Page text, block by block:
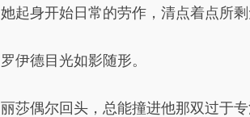
她起身开始日常的劳作，清点着点所
罗伊德目光如影随形。
丽莎偶尔回头，总能撞进他那双过于专